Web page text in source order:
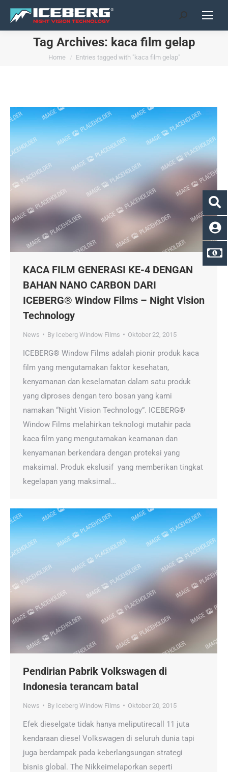
Search:
Tag Archives: kaca film gelap
You are here:
Home Entries tagged with "kaca film gelap"
KACA FILM GENERASI KE-4 DENGAN
BAHAN NANO CARBON DARI
ICEBERG® Window Films – Night Vision
Technology
News By Iceberg Window Films Oktober 22, 2015
ICEBERG® Window Films adalah pionir produk kaca
film yang mengutamakan faktor kesehatan,
kenyamanan dan keselamatan dalam satu produk
yang diproses dengan tero bosan yang kami
namakan “Night Vision Technology”. ICEBERG®
Window Films melahirkan teknologi mutahir pada
kaca film yang mengutamakan keamanan dan
kenyamanan berkendara dengan proteksi yang
maksimal. Produk ekslusif yang memberikan tingkat
kegelapan yang maksimal…
Pendirian Pabrik Volkswagen di
Indonesia terancam batal
News By Iceberg Window Films Oktober 20, 2015
Efek dieselgate tidak hanya meliputirecall 11 juta
kendaraan diesel Volkswagen di seluruh dunia tapi
juga berdampak pada keberlangsungan strategi
bisnis global. The Nikkeimelaporkan seperti